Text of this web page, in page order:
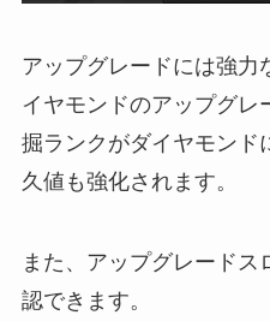
アップグレードには強力
イヤモンドのアップグレ
掘ランクがダイヤモンド
久値も強化されます。
また、アップグレードス
認できます。